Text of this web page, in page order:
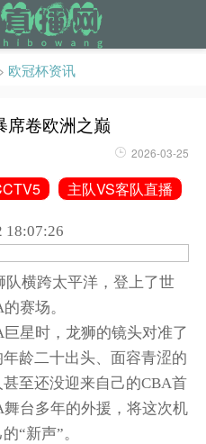
欧冠杯资讯
席卷欧洲之巅
2026-03-25
主队VS客队直播
18:07:26
队横跨太平洋，登上了世
赛场。
星时，龙狮的镜头对准了
龄二十出头、面容青涩的
至还没迎来自己的CBA首
台多年的外援，将这次机
“新声”。